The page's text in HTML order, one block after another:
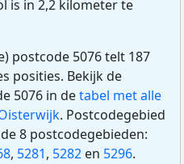
is in 2,2 kilometer te
postcode 5076 telt 187
posities. Bekijk de
5076 in detabel met alle
. Postcodegebied
8 postcodegebieden:
, 5281, 5282 en 5296.